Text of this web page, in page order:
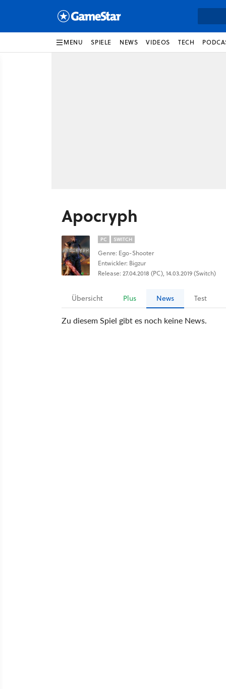
MENU SPIELE NEWS VIDEOS TECH
Apocryph
PC SWITCH
Genre: Ego-Shooter
Entwickler: Bigzur
Release: 27.04.2018 (PC), 14.03.2019 (Switch)
Übersicht Plus News Test
Zu diesem Spiel gibt es noch keine News.